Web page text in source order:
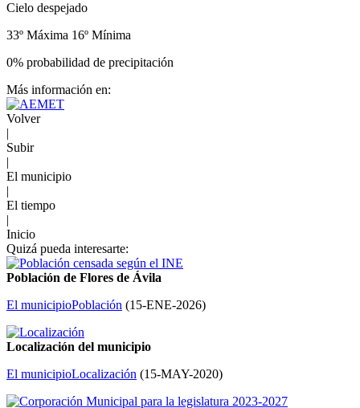
Cielo despejado
33º Máxima 16º Mínima
0% probabilidad de precipitación
Más información en:
Volver
|
Subir
|
El municipio
|
El tiempo
|
Inicio
Quizá pueda interesarte:
Población de Flores de Ávila
El municipioPoblación (15-ENE-2026)
Localización del municipio
El municipioLocalización (15-MAY-2020)